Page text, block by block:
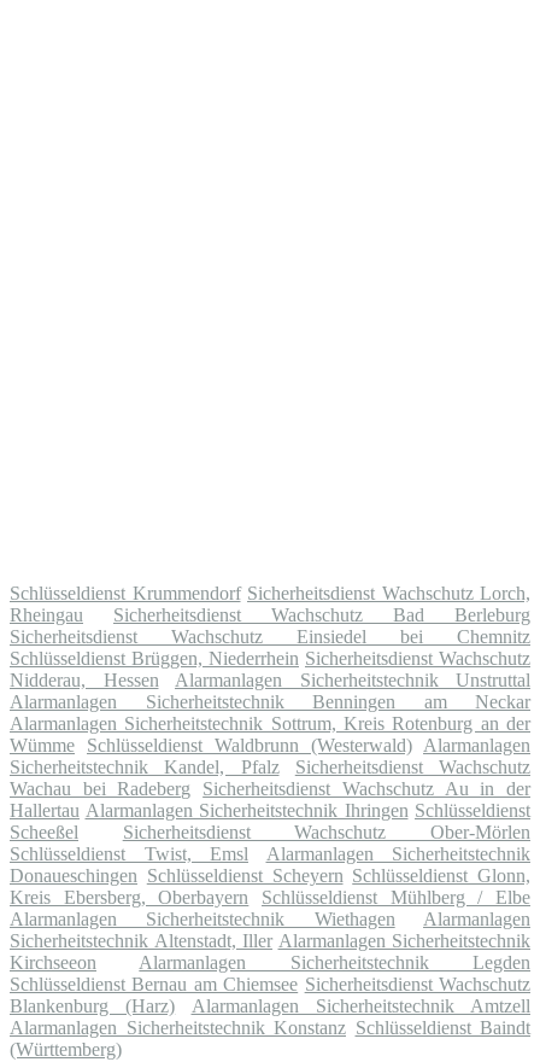
Schlüsseldienst Krummendorf Sicherheitsdienst Wachschutz Lorch,
Rheingau
Sicherheitsdienst Wachschutz Bad Berleburg
Sicherheitsdienst Wachschutz Einsiedel bei Chemnitz
Schlüsseldienst Brüggen, Niederrhein Sicherheitsdienst Wachschutz
Nidderau, Hessen
Alarmanlagen Sicherheitstechnik Unstruttal
Alarmanlagen Sicherheitstechnik Benningen am Neckar
Alarmanlagen Sicherheitstechnik Sottrum, Kreis Rotenburg an der
Wümme
Schlüsseldienst Waldbrunn (Westerwald) Alarmanlagen
Sicherheitstechnik Kandel, Pfalz
Sicherheitsdienst Wachschutz
Wachau bei Radeberg
Sicherheitsdienst Wachschutz Au in der
Hallertau Alarmanlagen Sicherheitstechnik Ihringen Schlüsseldienst
Scheeßel
Sicherheitsdienst Wachschutz Ober-Mörlen
Schlüsseldienst Twist, Emsl
Alarmanlagen Sicherheitstechnik
Donaueschingen Schlüsseldienst Scheyern Schlüsseldienst Glonn,
Kreis Ebersberg, Oberbayern
Schlüsseldienst Mühlberg / Elbe
Alarmanlagen Sicherheitstechnik Wiethagen
Alarmanlagen
Sicherheitstechnik Altenstadt, Iller Alarmanlagen Sicherheitstechnik
Kirchseeon
Alarmanlagen Sicherheitstechnik Legden
Schlüsseldienst Bernau am Chiemsee Sicherheitsdienst Wachschutz
Blankenburg (Harz)
Alarmanlagen Sicherheitstechnik Amtzell
Alarmanlagen Sicherheitstechnik Konstanz Schlüsseldienst Baindt
(Württemberg)